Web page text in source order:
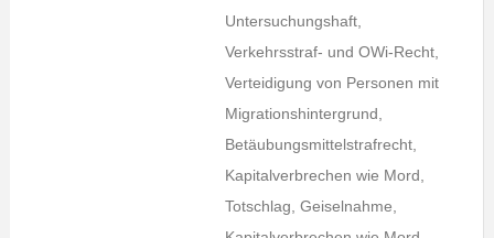
Untersuchungshaft,
Verkehrsstraf- und OWi-Recht,
Verteidigung von Personen mit
Migrationshintergrund,
Betäubungsmittelstrafrecht,
Kapitalverbrechen wie Mord,
Totschlag, Geiselnahme,